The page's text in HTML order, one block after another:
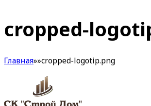
cropped-
Главная»»cropped-logotip.png